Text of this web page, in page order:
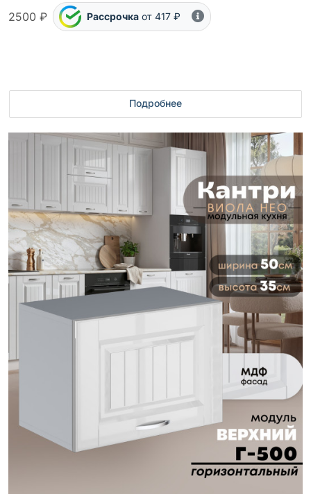
2500 ₽ Рассрочка от 417 ₽
Подробнее